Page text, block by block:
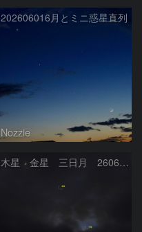
202606016月とミニ惑星直列
Nozzie
木星 金星 三日月 260618